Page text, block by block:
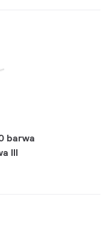
barwa
III